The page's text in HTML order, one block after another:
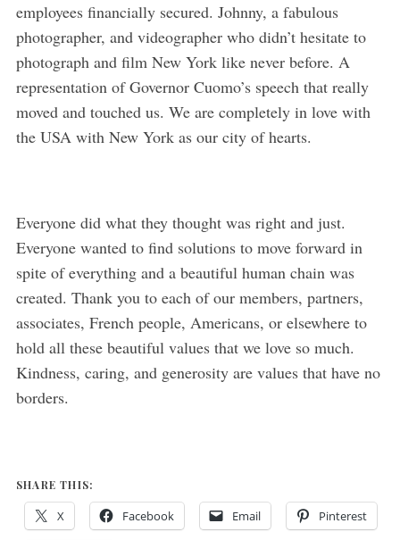
employees financially secured. Johnny, a fabulous
photographer, and videographer who didn’t hesitate to
photograph and film New York like never before. A
representation of Governor Cuomo’s speech that really
moved and touched us. We are completely in love with
the USA with New York as our city of hearts.
Everyone did what they thought was right and just.
Everyone wanted to find solutions to move forward in
spite of everything and a beautiful human chain was
created. Thank you to each of our members, partners,
associates, French people, Americans, or elsewhere to
hold all these beautiful values that we love so much.
Kindness, caring, and generosity are values that have no
borders.
SHARE THIS:
X Facebook Email Pinterest